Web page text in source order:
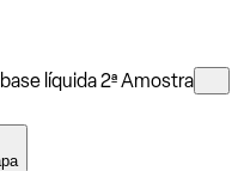
líquida 2ª Amostra